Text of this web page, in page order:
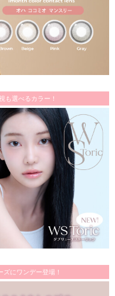
も選べるカラー！
ズにワンデー登場！